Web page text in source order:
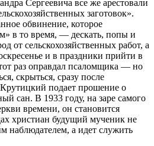
Сергеевича все же арестовали
заготовок».
обвинение, которое
в то время, — дескать, попы и
от сельскохозяйственных работ, а
и в праздники прийти в
раз оправдал псаломщика — но
скрыться, сразу после
подает прошение о
сан. В 1933 году, на заре самого
времени, он становится
христиан будущий мученик не
наблюдателем, а идет служить